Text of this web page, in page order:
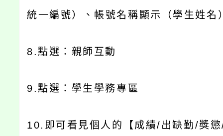
統一編號）、帳號名稱顯示（學生姓名
8. 點選：親師互動
9. 點選：學生學務專區
10. 即可看見個人的【成績/ 出缺勤/獎懲